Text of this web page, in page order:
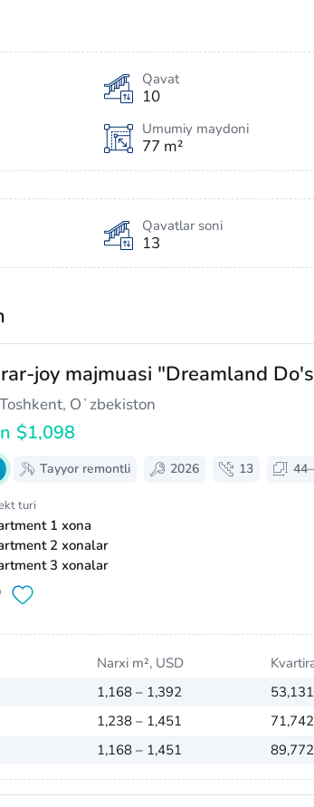
Qavat
10
Umumiy maydoni
77 m²
Qavatlar soni
13
joy majmuasi "Dreamland
Toshkent, Oʻzbekiston
$1,098
Tayyor remontli 2026 13
turi
1 xona
2 xonalar
3 xonalar
Narxi m², USD
1,168 – 1,392
1,238 – 1,451
1,168 – 1,451